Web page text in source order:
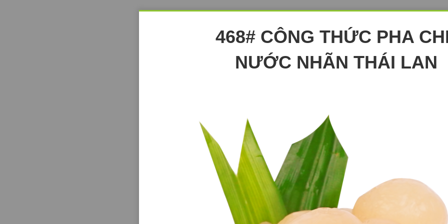
468# CÔNG THỨC PHA
NƯỚC NHÃN THÁI LAN